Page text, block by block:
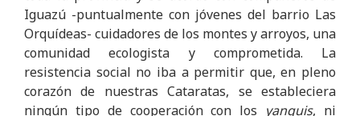
Iguazú -puntualmente con jóvenes del barrio Las
Orquídeas- cuidadores de los montes y arroyos, una
comunidad ecologista y comprometida. La
resistencia social no iba a permitir que, en pleno
corazón de nuestras Cataratas, se estableciera
ningún tipo de cooperación con los yanquis, ni